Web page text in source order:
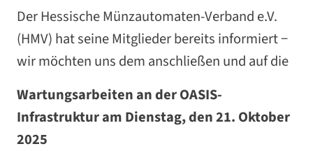
Der Hessische Münzautomaten-Verband e.V.
(HMV) hat seine Mitglieder bereits informiert −
wir möchten uns dem anschließen und auf die
Wartungsarbeiten an der OASIS-
Infrastruktur am Dienstag, den 21. Oktober
2025